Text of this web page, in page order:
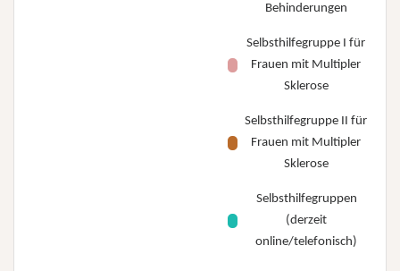
Behinderungen
Selbsthilfegruppe I für
Frauen mit Multipler
Sklerose
Selbsthilfegruppe II für
Frauen mit Multipler
Sklerose
Selbsthilfegruppen
(derzeit
online/telefonisch)